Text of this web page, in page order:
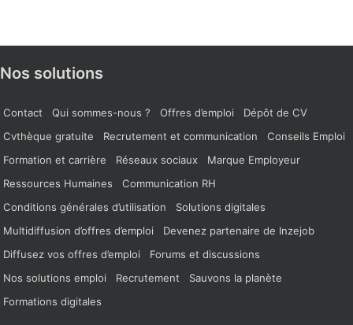
Nos solutions
Contact Qui sommes-nous ? Offres d’emploi
Dépôt de CV
Cvthèque gratuite
Recrutement et communication
Conseils Emploi
Formation et carrière
Réseaux sociaux
Marque Employeur
Ressources Humaines
Communication RH
Conditions générales d’utilisation
Solutions digitales
Multidiffusion d’offres d’emploi
Devenez partenaire de Inzejob
Diffusez vos offres d’emploi
Forums et discussions
Nos solutions emploi
Recrutement
Sauvons la planète
Formations digitales